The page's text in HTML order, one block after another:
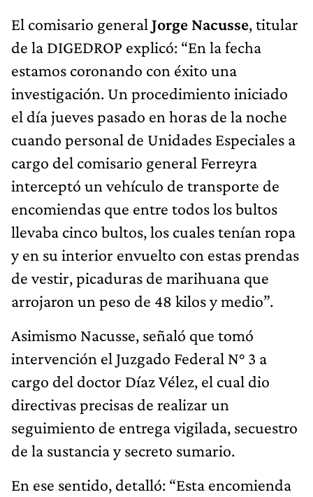
El comisario general Jorge Nacusse, titular
de la DIGEDROP explicó: “En la fecha
estamos coronando con éxito una
investigación. Un procedimiento iniciado
el día jueves pasado en horas de la noche
cuando personal de Unidades Especiales a
cargo del comisario general Ferreyra
interceptó un vehículo de transporte de
encomiendas que entre todos los bultos
llevaba cinco bultos, los cuales tenían ropa
y en su interior envuelto con estas prendas
de vestir, picaduras de marihuana que
arrojaron un peso de 48 kilos y medio”.
Asimismo Nacusse, señaló que tomó
intervención el Juzgado Federal N° 3 a
cargo del doctor Díaz Vélez, el cual dio
directivas precisas de realizar un
seguimiento de entrega vigilada, secuestro
de la sustancia y secreto sumario.
En ese sentido, detalló: “Esta encomienda